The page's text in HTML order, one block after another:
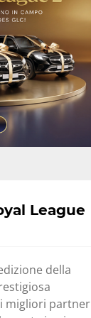
League
della
migliori partner